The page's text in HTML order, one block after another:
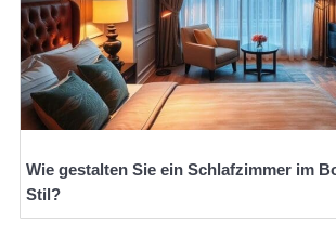
Wie gestalten Sie ein Schlafzimmer im
Stil?